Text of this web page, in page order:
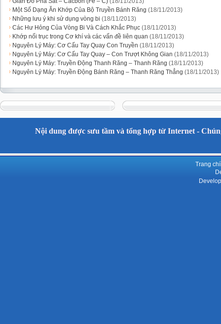
Một Số Dạng Ăn Khớp Của Bộ Truyền Bánh Răng (18/11/2013)
Những lưu ý khi sử dụng vòng bi (18/11/2013)
Các Hư Hỏng Của Vòng Bi Và Cách Khắc Phục (18/11/2013)
Khớp nối trục trong Cơ khí và các vấn đề liên quan (18/11/2013)
Nguyên Lý Máy: Cơ Cấu Tay Quay Con Truyền (18/11/2013)
Nguyên Lý Máy: Cơ Cấu Tay Quay – Con Trượt Không Gian (18/11/2013)
Nguyên Lý Máy: Truyền Động Thanh Răng – Thanh Răng (18/11/2013)
Nguyên Lý Máy: Truyền Động Bánh Răng – Thanh Răng Thẳng (18/11/2013)
Nội dung được sưu tầm và tổng hợp từ Internet -
Trang